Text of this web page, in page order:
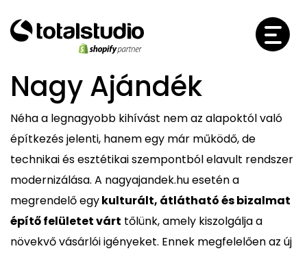
Nagy Ajándék
Néha a legnagyobb kihívást nem az alapoktól való
építkezés jelenti, hanem egy már működő, de
technikai és esztétikai szempontból elavult rendszer
modernizálása. A nagyajandek.hu esetén a
megrendelő egykulturált, átlátható és bizalmat
építő felületet várt tőlünk, amely kiszolgálja a
növekvő vásárlói igényeket. Ennek megfelelően az új